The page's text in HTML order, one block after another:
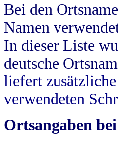
Bei den
Namen
In dieser Liste
deutsche
liefert
verwendeten
Ortsangaben